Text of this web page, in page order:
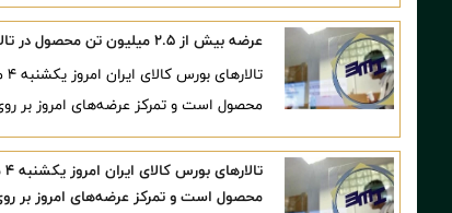
عرضه بیش از ۲.۵ میلیون تن محصول در تالارهای مختلف بورس کالا
محصول است و تمرکز عرضه‌های امروز
محصول است و تمرکز عرضه‌های امروز